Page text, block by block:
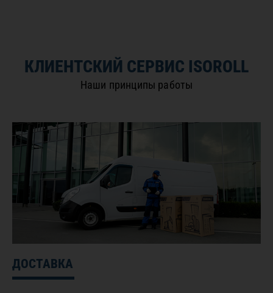
КЛИЕНТСКИЙ СЕРВИС ISOROLL
Наши принципы работы
ДОСТАВКА